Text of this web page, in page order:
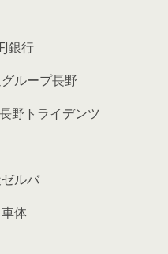
銀行
ループ長野
野トライデンツ
ルバ
体